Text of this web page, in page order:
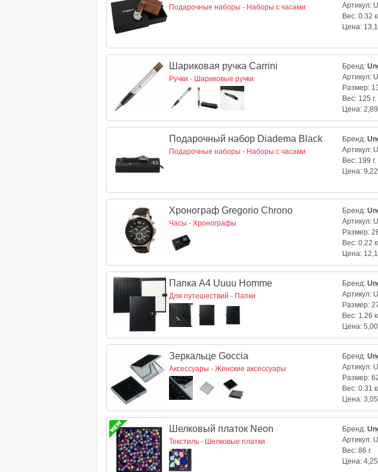
Подарочные наборы - Наборы с часами
Артикул:
Вес: 0.32
Цена:
Шариковая ручка Carrini
Ручки - Шариковые ручки
Бренд:
Артикул:
Размер:
Вес: 125 г.
Цена:
Подарочный набор Diadema Black
Подарочные наборы - Наборы с часами
Бренд:
Артикул:
Вес: 199 г.
Цена:
Хронограф Gregorio Chrono
Часы - Хронографы
Бренд:
Артикул:
Размер:
Вес: 0.22
Цена:
Папка A4 Uuuu Homme
Для путешествий - Папки
Бренд:
Артикул:
Размер:
Вес: 1.26
Цена:
Зеркальце Goccia
Аксессуары - Женские аксессуары
Бренд:
Артикул:
Размер:
Вес: 0.31
Цена:
Шелковый платок Neon
Текстиль - Шелковые платки
Бренд:
Артикул:
Вес: 86 г.
Цена: